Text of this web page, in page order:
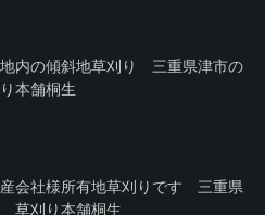
内の傾斜地草刈り 三重県津市の
本舗桐生
会社様所有地草刈りです 三重県
草刈り本舗桐生